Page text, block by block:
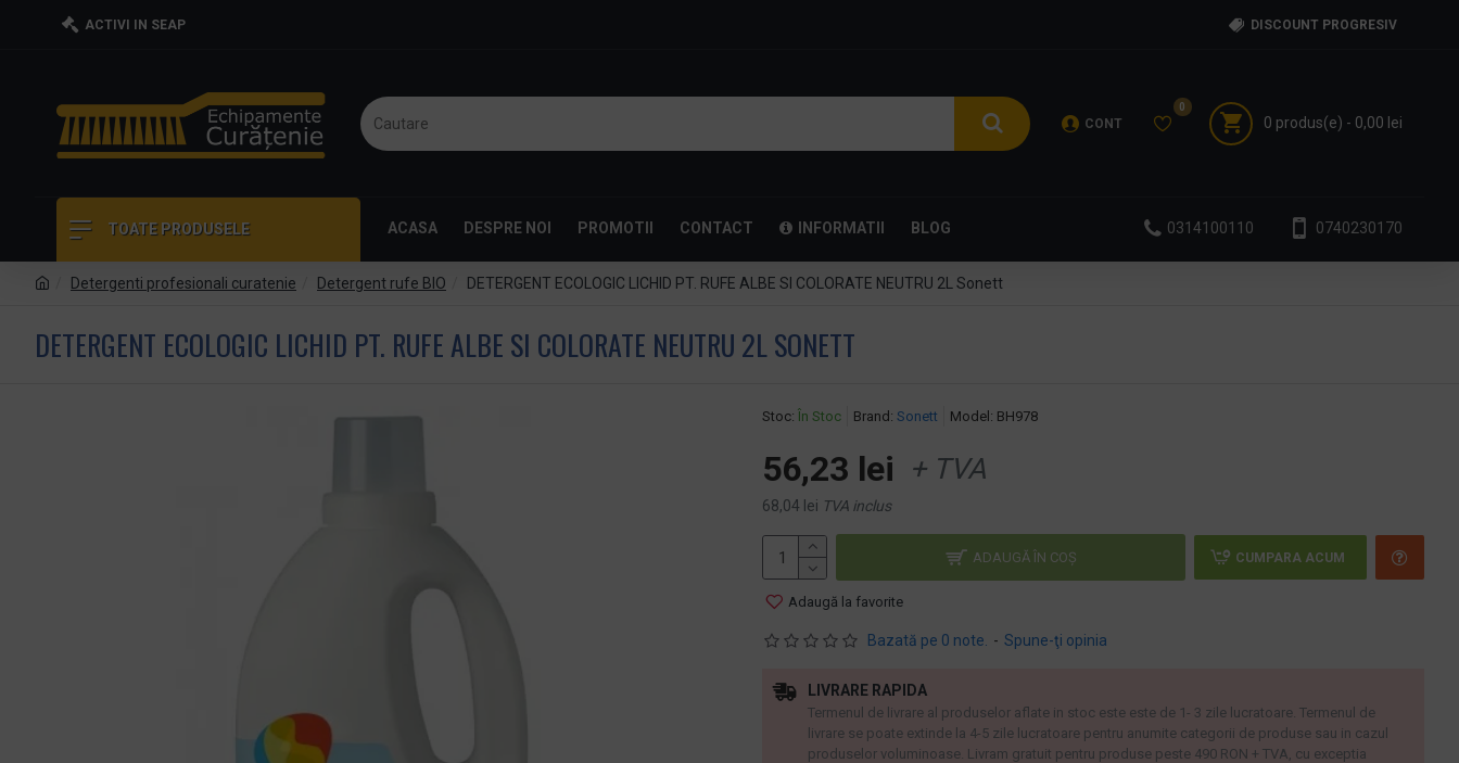
ACTIVI IN SEAP DISCOUNT PROGRESIV
CONT
0
0 produs(e) - 0,00 lei
TOATE PRODUSELE ACASA DESPRE NOI PROMOTII CONTACT INFORMATII BLOG 0314100110 0740230170
Detergenti profesionali curatenie Detergent rufe BIO DETERGENT ECOLOGIC LICHID PT. RUFE ALBE SI COLORATE NEUTRU 2L Sonett
DETERGENT ECOLOGIC LICHID PT. RUFE ALBE SI COLORATE NEUTRU 2L SONETT
Stoc: În Stoc Brand: Sonett Model: BH978
Bazată pe 0 note. - Spune-ţi opinia
56,23 lei + TVA
68,04 lei TVA inclus
ADAUGĂ ÎN COŞ CUMPARA ACUM
Adaugă la favorite
LIVRARE RAPIDA
Termenul de livrare al produselor aflate in stoc este este de 1- 3 zile lucratoare. Termenul de
livrare se poate extinde la 4-5 zile lucratoare pentru anumite categorii de produse sau in cazul
produselor voluminoase. Livram gratuit pentru produse peste 490 RON + TVA, cu exceptia